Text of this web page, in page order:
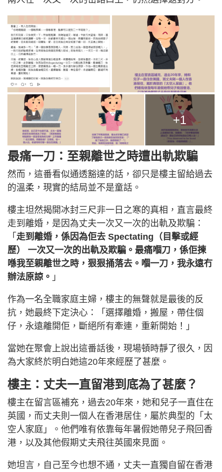
+1
最痛一刀：至親離世之時遭出軌欺騙
然而，這番看似通透豁達的話，卻只是樓主留給過去
的溫柔，現實的結局並不是童話。
樓主坦然揭開冰封三尺非一日之寒的真相，直言最終
走到離婚，是因為丈夫一次又一次的出軌及欺騙：
「 走到離婚，係因為佢去 Spectating（目擊或經
歷） 一次又一次的出軌及欺騙。最痛嗰刀，係佢揀
喺我至親離世之時，狠狠捅落去。嗰一刀，我永遠冇
辦法原諒。 」
作為一名全職家庭主婦，樓主的無聲就是最後的反
抗，她最終下定決心：「選擇離婚，搬屋，帶住個
仔，永遠離開佢，斷絕所有牽連，重新開始！」
當她在聚會上說出這番話後，現場頓時靜了很久，因
為大家終於明白她這20年來經歷了甚麼。
樓主：丈夫一直留港到底為了甚麼？
樓主在留言區補充，過去20年來，她和兒子一直住在
英國，而丈夫則一個人在香港居住，屬於典型的「太
空人家庭」。他們唯有依靠每年暑假她帶兒子飛回香
港，以及其他假期丈夫飛往英國來見面。
她坦言，自己至今也想不通，丈夫一直獨自留在香港